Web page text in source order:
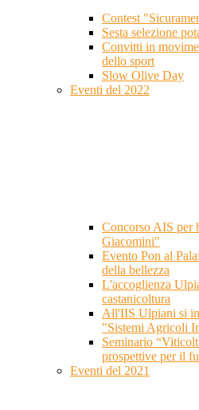
Contest
Sesta selezione
Convitti in
dello sport
Slow Olive Day
Eventi del 2022
Concorso AIS per
Giacomini"
Evento Pon al
della bellezza
L'accoglienza
castanicoltura
All'IIS Ulpiani si
"Sistemi Agricoli
Seminario
prospettive per il
Eventi del 2021